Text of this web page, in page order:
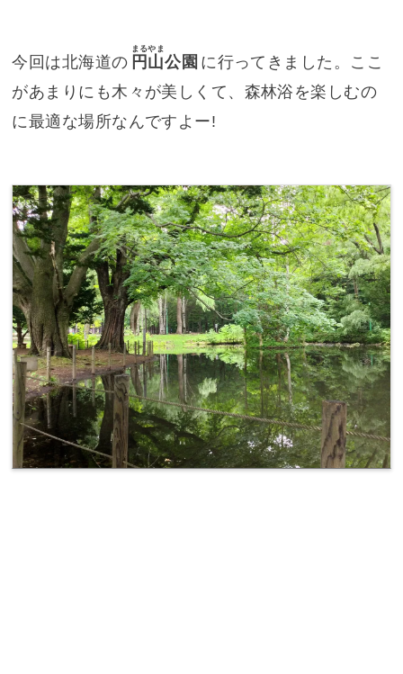
今回は北海道の 円山
まるやま
公園 に行ってきました。ここ
があまりにも木々が美しくて、森林浴を楽しむの
に最適な場所なんですよー!